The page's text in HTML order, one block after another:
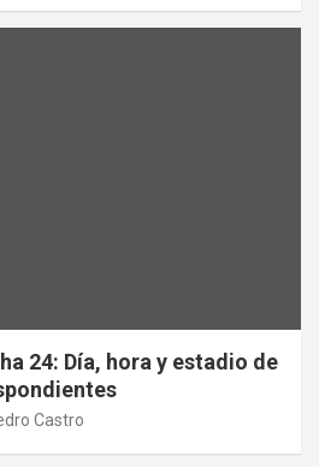
24: Día, hora y estadio de
Castro